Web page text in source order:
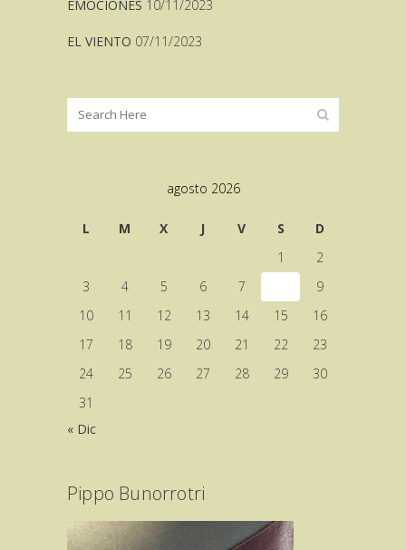
EMOCIONES 10/11/2023
EL VIENTO 07/11/2023
agosto 2026
L M X J V S
D
1
2
3
4 5 6 7
9
10
11 12 13 14 15
16
17
18 19 20 21 22
23
24
25 26 27 28 29
30
31
« Dic
Pippo Bunorrotri